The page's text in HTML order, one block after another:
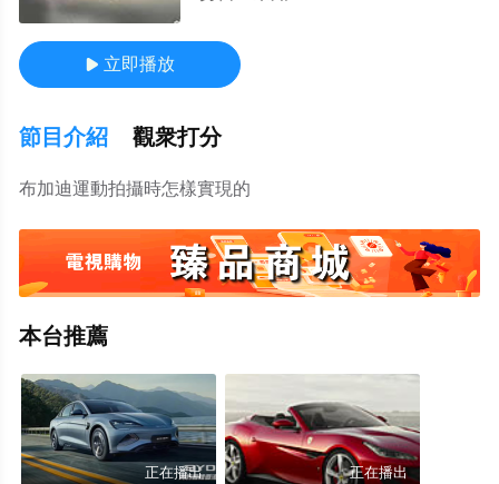
 立即播放
節目介紹 觀衆打分
布加迪運動拍攝時怎樣實現的
本台推薦
正在播出 正在播出